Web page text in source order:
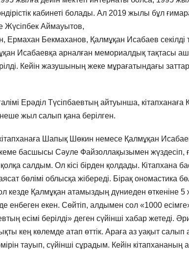
кабинеті болады. Ал 2019 жылы бұл
Жүсіпбек Аймауытов,
Бекмаханов, Қалмұқан Исабаев секілді
Исабаевқа арналған мемориалдық тақтасы
Кейін жазушының жеке мұрағатындағы
Ерәділ Түсіпбаевтың айтуынша, кітапханаға
жыл салып қана берілген.
Шапық Шөкин немесе Қалмұқан
басшысы Сәуле Файзоллақызымен жүздесіп,
салдым. Ол кісі бірден қолдады. Кітапхана
бөлімі облысқа жібереді. Бірақ ономастика
кезде Қалмұқан атамыздың дүниеден өткеніне 5
енбеген екен. Сөйтіп, алдымен сол «1000
есімі берілді» деген сүйінші хабар жетеді.
кең көлемде атап өттік. Араға аз уақыт
тауып, сүйінші сұрадым. Кейін